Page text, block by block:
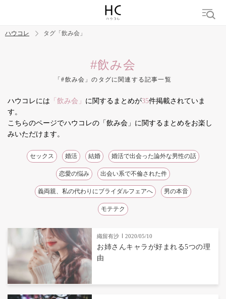
結婚 セックス カップル 男の本音 モテテク 婚活
ハウコレ タグ「飲み会」
#飲み会
「#飲み会」のタグに関連する記事一覧
ハウコレには 「飲み会」 に関するまとめが35件掲載されていま
す。
こちらのページでハウコレの「飲み会」に関するまとめをお楽し
みいただけます。
セックス 婚活 結婚 婚活で出会った論外な男性の話
恋愛の悩み 出会い系で不倫された件
義両親、私の代わりにブライダルフェアへ 男の本音
モテテク
織留有沙 2020/05/10
お姉さんキャラが好まれる5つの理
由